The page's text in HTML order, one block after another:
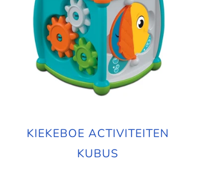
KIEKEBOE ACTIVITEITEN
KUBUS